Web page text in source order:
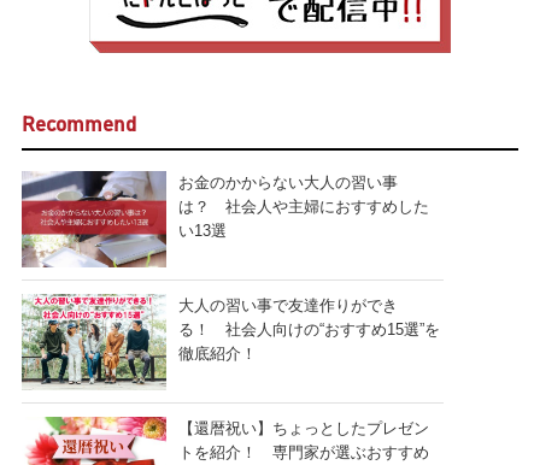
Recommend
お金のかからない大人の習い事
は？ 社会人や主婦におすすめした
い13選
大人の習い事で友達作りができ
る！ 社会人向けの“おすすめ15選”を
徹底紹介！
【還暦祝い】ちょっとしたプレゼン
トを紹介！ 専門家が選ぶおすすめ